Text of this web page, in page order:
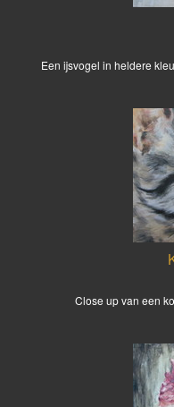
Een ijsvogel in heldere
Close up van een